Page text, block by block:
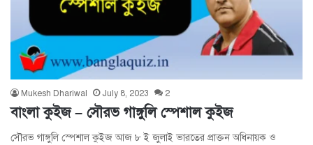
Mukesh Dhariwal July 8, 2023 2
বাংলা কুইজ – সৌরভ গাঙ্গুলি স্পেশাল কুইজ
সৌরভ গাঙ্গুলি স্পেশাল কুইজ আজ ৮ ই জুলাই ভারতের প্রাক্তন অধিনায়ক ও